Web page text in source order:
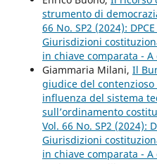
strumento di
66 No. SP2 (2024):
Giurisdizioni
in chiave comparata - A
Giammaria Milani, Il
giudice del
influenza del sistema
sull’ordinamento
Vol. 66 No. SP2 (2024):
Giurisdizioni
in chiave comparata - A